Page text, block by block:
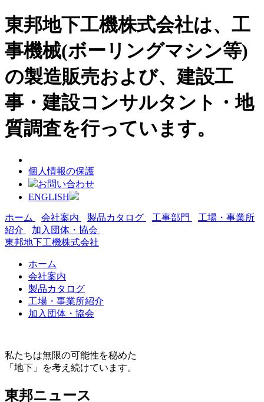
東邦地下工機株式会社は、工
事機械(ボーリングマシン等)
の製造販売および、建設工
事・建設コンサルタント・地
質調査を行っています。
個人情報の保護
お問い合わせ
ENGLISH
ホーム 会社案内 製品カタログ 工事部門
工場・事業所
紹介
加入団体・協会
東邦地下工機株式会社
ホーム
会社案内
製品カタログ
工場・事業所紹介
加入団体・協会
私たちは無限の可能性を秘めた
「地下」を考え続けています。
東邦ニュース